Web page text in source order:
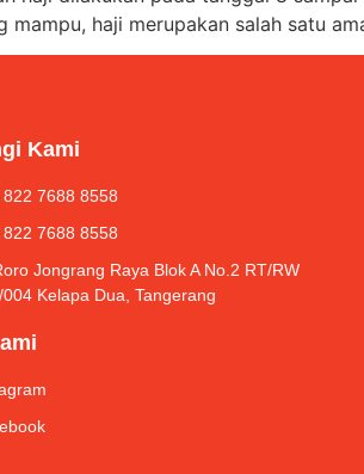
mampu, haji merupakan salah satu
Kami
822 7688 8558
822 7688 8558
Jongrang Raya Blok A No.2 RT/RW
Kelapa Dua, Tangerang